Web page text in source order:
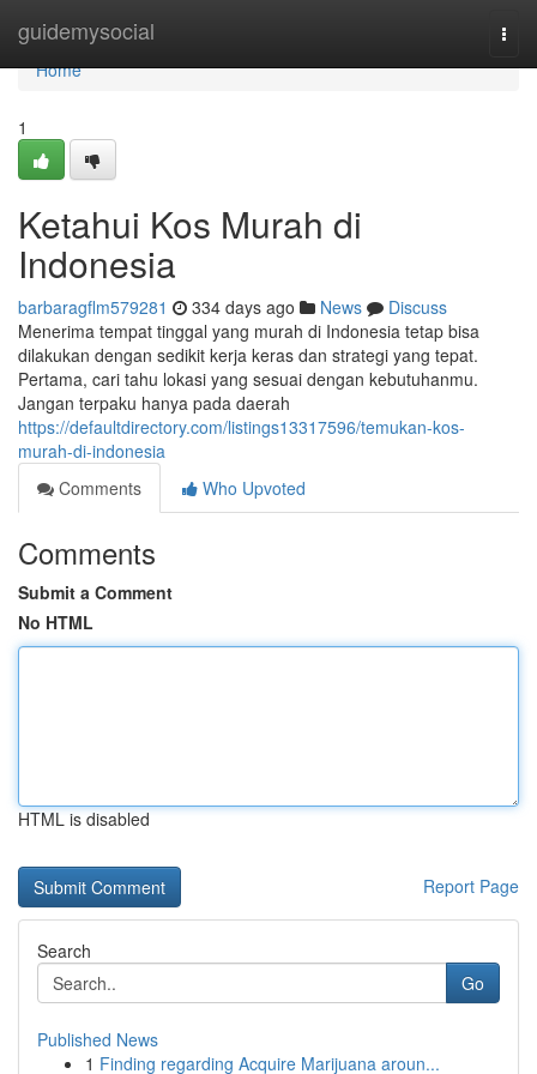
guidemysocial
Home
Home
1
Ketahui Kos Murah di
Indonesia
barbaragflm579281 334 days ago News
Discuss
Menerima tempat tinggal yang murah di Indonesia tetap bisa
dilakukan dengan sedikit kerja keras dan strategi yang tepat.
Pertama, cari tahu lokasi yang sesuai dengan kebutuhanmu.
Jangan terpaku hanya pada daerah
https://defaultdirectory.com/listings13317596/temukan-kos-
murah-di-indonesia
Comments
Who Upvoted
Comments
Submit a Comment
No HTML
HTML is disabled
Report Page
Search
Go
Published News
1 Finding regarding Acquire Marijuana aroun...